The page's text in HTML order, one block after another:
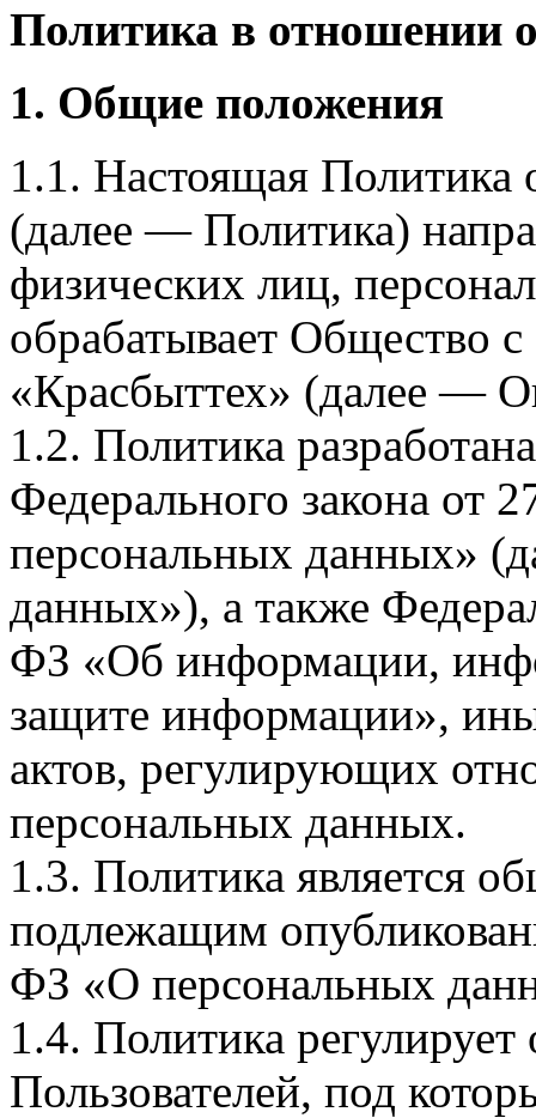
Политика в отношении
1. Общие положения
1.1. Настоящая Политика
(далее — Политика)
физических лиц,
обрабатывает Общество
«Красбыттех» (далее —
1.2. Политика
Федерального закона
персональных данных»
данных»), а также
ФЗ «Об информации,
защите информации»,
актов, регулирующих
персональных данных.
1.3. Политика является
подлежащим
ФЗ «О персональных
1.4. Политика
Пользователей, под